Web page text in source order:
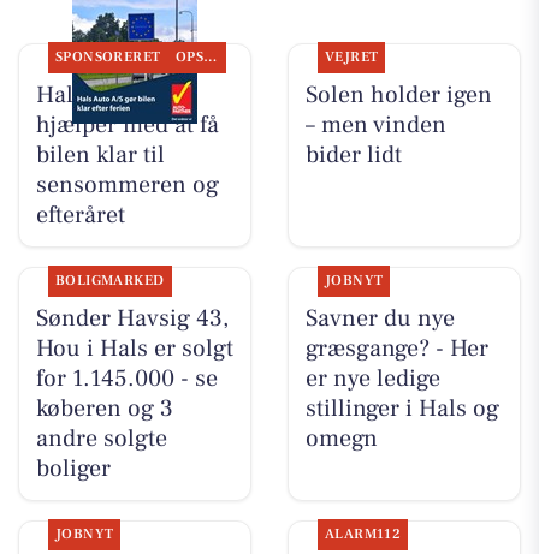
SPONSORERET OPSLAGSTAVLEN
Hals Auto A/S
hjælper med at få
bilen klar til
sensommeren og
efteråret
VEJRET
Solen holder igen
– men vinden
bider lidt
BOLIGMARKED
Sønder Havsig 43,
Hou i Hals er solgt
for 1.145.000 - se
køberen og 3
andre solgte
boliger
JOBNYT
Savner du nye
græsgange? - Her
er nye ledige
stillinger i Hals og
omegn
JOBNYT ALARM112